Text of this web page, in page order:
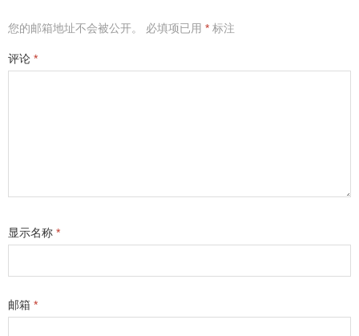
您的邮箱地址不会被公开。 必填项已用 * 标注
评论 *
显示名称 *
邮箱 *